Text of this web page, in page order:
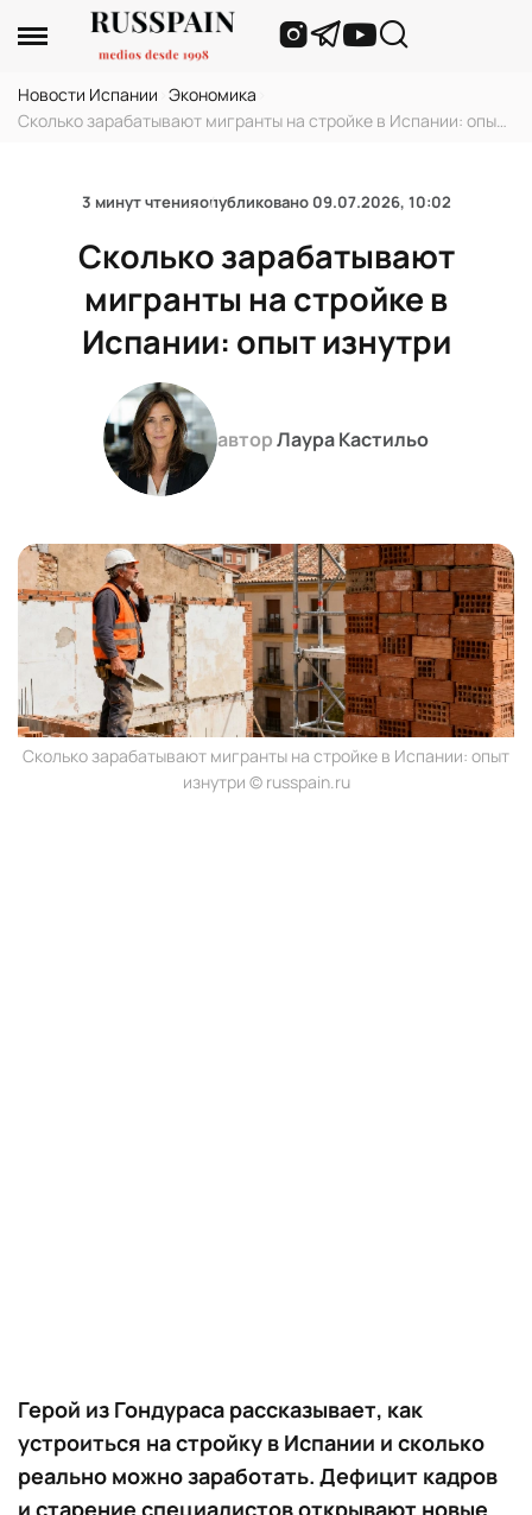
Новости Испании Экономика
Сколько зарабатывают мигранты на стройке в Испании: опыт
3 минут чтенияопубликовано 09.07.2026, 10:02
Сколько зарабатывают
мигранты на стройке в
Испании: опыт изнутри
авторЛаура Кастильо
Сколько зарабатывают мигранты на стройке в Испании: опыт
изнутри © russpain.ru
Герой из Гондураса рассказывает, как
устроиться на стройку в Испании и сколько
реально можно заработать. Дефицит кадров
и старение специалистов открывают новые